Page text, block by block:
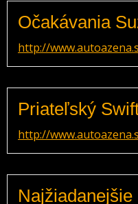
Očakávania
http://
Priateľský
http://
Najžiadanejšie